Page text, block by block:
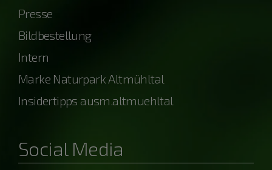
Presse
Bildbestellung
Intern
Marke Naturpark Altmühltal
Insidertipps ausm.altmuehltal
Social Media